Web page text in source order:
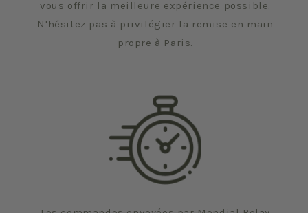
vous offrir la meilleure expérience possible.
N'hésitez pas à privilégier la remise en main
propre à Paris.